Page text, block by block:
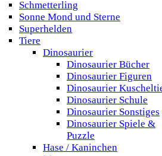
Schmetterling
Sonne Mond und Sterne
Superhelden
Tiere
Dinosaurier
Dinosaurier Bücher
Dinosaurier Figuren
Dinosaurier
Dinosaurier Schule
Dinosaurier Sonstiges
Dinosaurier Spiele &
Puzzle
Hase / Kaninchen